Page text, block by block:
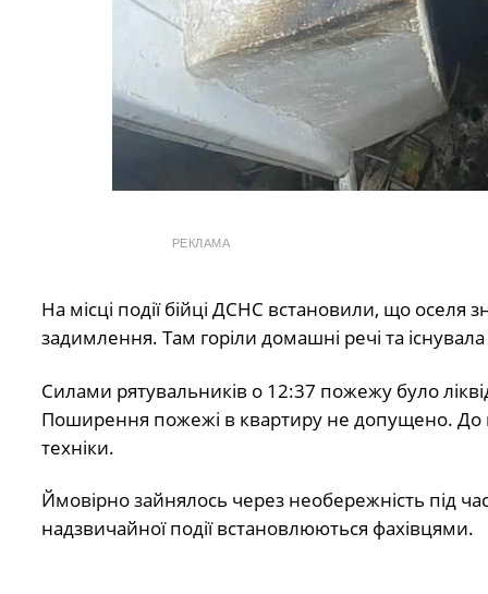
РЕКЛАМА
На місці події бійці ДСНС встановили, що оселя
задимлення. Там горіли домашні речі та
Силами рятувальників о 12:37 пожежу було
Поширення пожежі в квартиру не допущено. До
техніки.
Ймовірно зайнялось через необережність під
надзвичайної події встановлюються фахівцями.